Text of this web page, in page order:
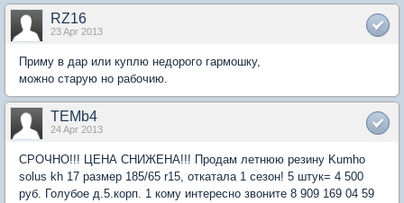
RZ16
23 Apr 2013
Приму в дар или куплю недорого гармошку,
можно старую но рабочию.
TEMb4
24 Apr 2013
СРОЧНО!!! ЦЕНА СНИЖЕНА!!! Продам летнюю резину Kumho
solus kh 17 размер 185/65 r15, откатала 1 сезон! 5 штук= 4 500
руб. Голубое д.5.корп. 1 кому интересно звоните 8 909 169 04 59